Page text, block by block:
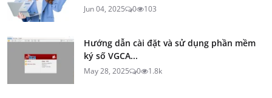
Jun 04, 2025 0 103
Hướng dẫn cài đặt và sử dụng phần mềm
ký số VGCA...
May 28, 2025 0 1.8k